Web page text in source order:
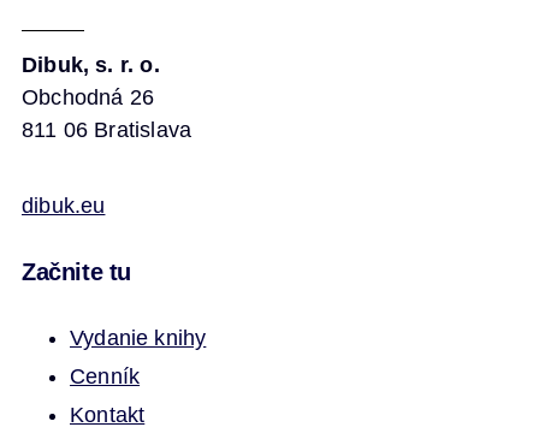
Dibuk, s. r. o.
Obchodná 26
811 06 Bratislava
dibuk.eu
Začnite tu
Vydanie knihy
Cenník
Kontakt